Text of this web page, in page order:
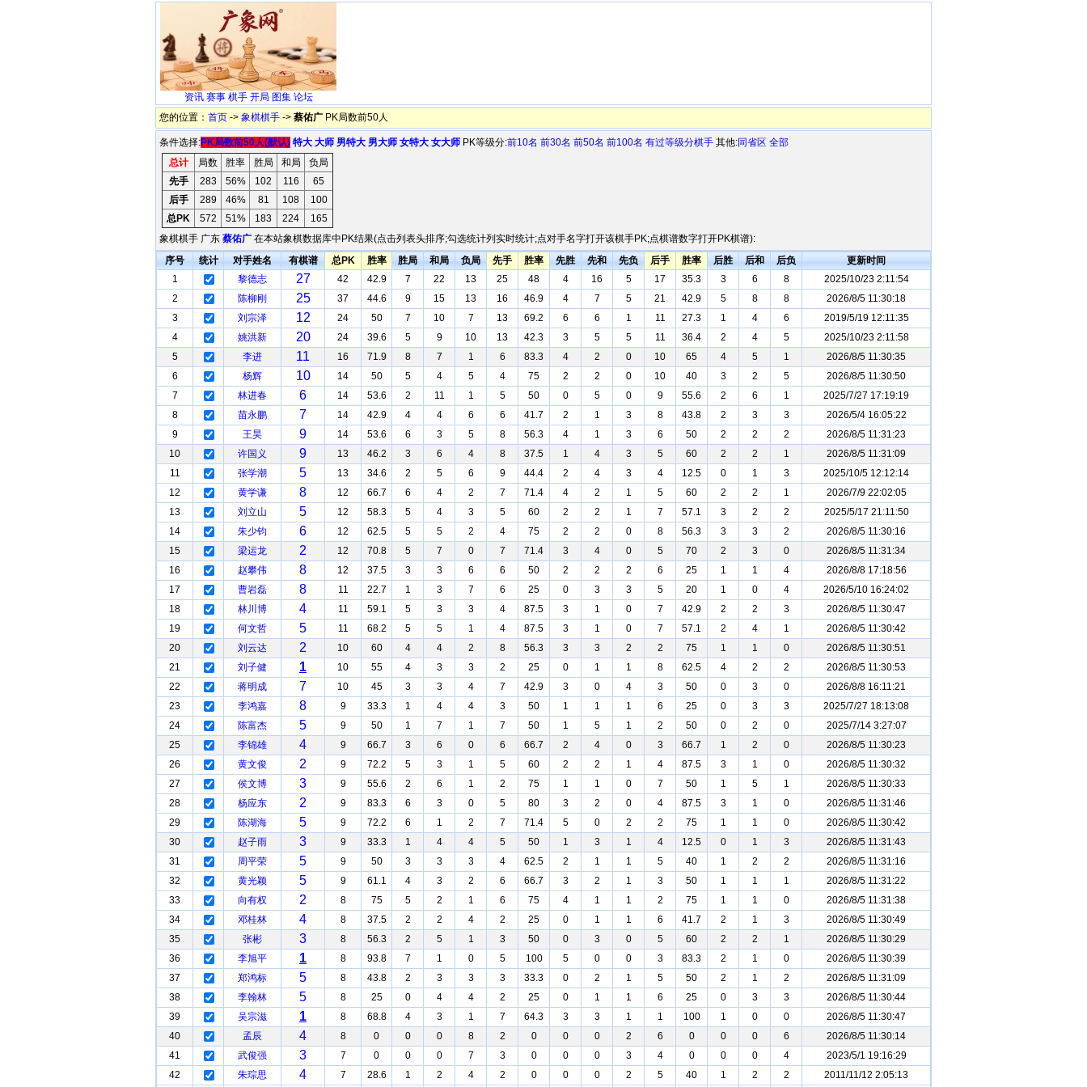
资讯 赛事 棋手 开局 图集 论坛
您的位置： 首页 -> 象棋棋手 -> 蔡佑广 PK局数前50人
条件选择:PK局数前50人(默认) 特大 大师 男特大 男大师 女特大 女大师 PK等级分:前10名 前30名 前50名 前100名 有过等级分棋手 其他:同省区 全部
总计
局数 胜率 胜局 和局
负局
先手
283 56% 102 116
65
后手
289 46% 81 108
100
总PK
572 51% 183 224
165
象棋棋手 广东 蔡佑广 在本站象棋数据库中PK结果(点击列表头排序;勾选统计列实时统计;点对手名字打开该棋手PK;点棋谱数字打开PK棋谱):
序号
统计 对手姓名 有棋谱 总PK 胜率 胜局 和局 负局 先手 胜率 先胜 先和 先负 后手 胜率 后胜 后和 后负
更新时间
1
黎德志 27 42 42.9 7 22 13 25 48 4 16 5 17 35.3 3 6 8
2025/10/23 2:11:54
2
陈柳刚 25 37 44.6 9 15 13 16 46.9 4 7 5 21 42.9 5 8 8
2026/8/5 11:30:18
3
刘宗泽 12 24 50 7 10 7 13 69.2 6 6 1 11 27.3 1 4 6
2019/5/19 12:11:35
4
姚洪新 20 24 39.6 5 9 10 13 42.3 3 5 5 11 36.4 2 4 5
2025/10/23 2:11:58
5
李进 11 16 71.9 8 7 1 6 83.3 4 2 0 10 65 4 5 1
2026/8/5 11:30:35
6
杨辉 10 14 50 5 4 5 4 75 2 2 0 10 40 3 2 5
2026/8/5 11:30:50
7
林进春 6 14 53.6 2 11 1 5 50 0 5 0 9 55.6 2 6 1
2025/7/27 17:19:19
8
苗永鹏 7 14 42.9 4 4 6 6 41.7 2 1 3 8 43.8 2 3 3
2026/5/4 16:05:22
9
王昊 9 14 53.6 6 3 5 8 56.3 4 1 3 6 50 2 2 2
2026/8/5 11:31:23
10
许国义 9 13 46.2 3 6 4 8 37.5 1 4 3 5 60 2 2 1
2026/8/5 11:31:09
11
张学潮 5 13 34.6 2 5 6 9 44.4 2 4 3 4 12.5 0 1 3
2025/10/5 12:12:14
12
黄学谦 8 12 66.7 6 4 2 7 71.4 4 2 1 5 60 2 2 1
2026/7/9 22:02:05
13
刘立山 5 12 58.3 5 4 3 5 60 2 2 1 7 57.1 3 2 2
2025/5/17 21:11:50
14
朱少钧 6 12 62.5 5 5 2 4 75 2 2 0 8 56.3 3 3 2
2026/8/5 11:30:16
15
梁运龙 2 12 70.8 5 7 0 7 71.4 3 4 0 5 70 2 3 0
2026/8/5 11:31:34
16
赵攀伟 8 12 37.5 3 3 6 6 50 2 2 2 6 25 1 1 4
2026/8/8 17:18:56
17
曹岩磊 8 11 22.7 1 3 7 6 25 0 3 3 5 20 1 0 4
2026/5/10 16:24:02
18
林川博 4 11 59.1 5 3 3 4 87.5 3 1 0 7 42.9 2 2 3
2026/8/5 11:30:47
19
何文哲 5 11 68.2 5 5 1 4 87.5 3 1 0 7 57.1 2 4 1
2026/8/5 11:30:42
20
刘云达 2 10 60 4 4 2 8 56.3 3 3 2 2 75 1 1 0
2026/8/5 11:30:51
21
刘子健 1 10 55 4 3 3 2 25 0 1 1 8 62.5 4 2 2
2026/8/5 11:30:53
22
蒋明成 7 10 45 3 3 4 7 42.9 3 0 4 3 50 0 3 0
2026/8/8 16:11:21
23
李鸿嘉 8 9 33.3 1 4 4 3 50 1 1 1 6 25 0 3 3
2025/7/27 18:13:08
24
陈富杰 5 9 50 1 7 1 7 50 1 5 1 2 50 0 2 0
2025/7/14 3:27:07
25
李锦雄 4 9 66.7 3 6 0 6 66.7 2 4 0 3 66.7 1 2 0
2026/8/5 11:30:23
26
黄文俊 2 9 72.2 5 3 1 5 60 2 2 1 4 87.5 3 1 0
2026/8/5 11:30:32
27
侯文博 3 9 55.6 2 6 1 2 75 1 1 0 7 50 1 5 1
2026/8/5 11:30:33
28
杨应东 2 9 83.3 6 3 0 5 80 3 2 0 4 87.5 3 1 0
2026/8/5 11:31:46
29
陈湖海 5 9 72.2 6 1 2 7 71.4 5 0 2 2 75 1 1 0
2026/8/5 11:30:42
30
赵子雨 3 9 33.3 1 4 4 5 50 1 3 1 4 12.5 0 1 3
2026/8/5 11:31:43
31
周平荣 5 9 50 3 3 3 4 62.5 2 1 1 5 40 1 2 2
2026/8/5 11:31:16
32
黄光颖 5 9 61.1 4 3 2 6 66.7 3 2 1 3 50 1 1 1
2026/8/5 11:31:22
33
向有权 2 8 75 5 2 1 6 75 4 1 1 2 75 1 1 0
2026/8/5 11:31:38
34
邓桂林 4 8 37.5 2 2 4 2 25 0 1 1 6 41.7 2 1 3
2026/8/5 11:30:49
35
张彬 3 8 56.3 2 5 1 3 50 0 3 0 5 60 2 2 1
2026/8/5 11:30:29
36
李旭平 1 8 93.8 7 1 0 5 100 5 0 0 3 83.3 2 1 0
2026/8/5 11:30:39
37
郑鸿标 5 8 43.8 2 3 3 3 33.3 0 2 1 5 50 2 1 2
2026/8/5 11:31:09
38
李翰林 5 8 25 0 4 4 2 25 0 1 1 6 25 0 3 3
2026/8/5 11:30:44
39
吴宗滋 1 8 68.8 4 3 1 7 64.3 3 3 1 1 100 1 0 0
2026/8/5 11:30:47
40
孟辰 4 8 0 0 0 8 2 0 0 0 2 6 0 0 0 6
2026/8/5 11:30:14
41
武俊强 3 7 0 0 0 7 3 0 0 0 3 4 0 0 0 4
2023/5/1 19:16:29
42
朱琮思 4 7 28.6 1 2 4 2 0 0 0 2 5 40 1 2 2 2011/11/12 2:05:13